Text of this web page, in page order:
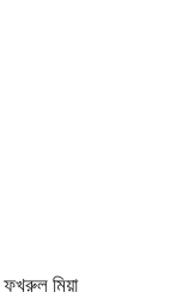
ফখরুল মিয়া